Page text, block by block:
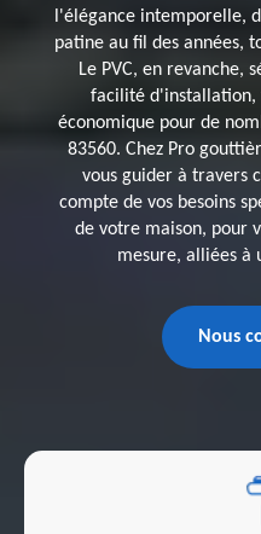
l'élégance intemporelle,
patine au fil des années,
Le PVC, en revanche,
facilité d'installation,
économique pour de
83560. Chez Pro
vous guider à travers
compte de vos besoins
de votre maison, pour
mesure, alliées à
Nous